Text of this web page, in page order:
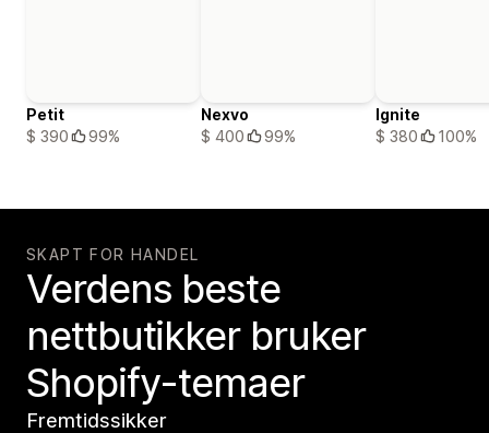
Petit
$ 390
99%
Nexvo
$ 400
99%
Ignite
$ 380
100%
SKAPT FOR HANDEL
Verdens beste
nettbutikker bruker
Shopify-temaer
Fremtidssikker